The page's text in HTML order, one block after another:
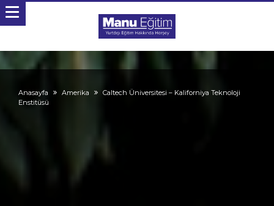
Anasayfa Amerika
Caltech Üniversitesi – Kaliforniya Teknoloji
Enstitüsü